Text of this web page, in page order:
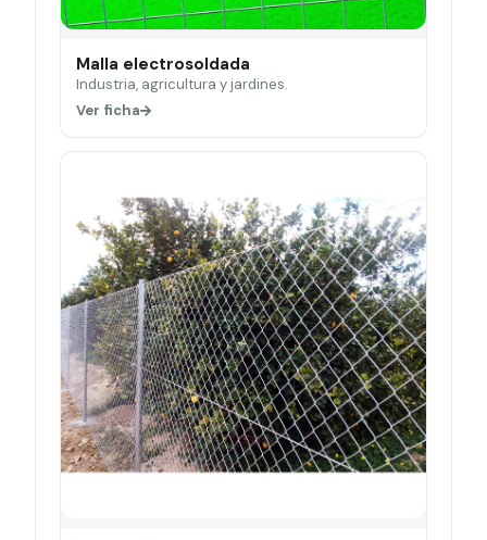
Malla electrosoldada
Industria, agricultura y jardines.
Ver ficha